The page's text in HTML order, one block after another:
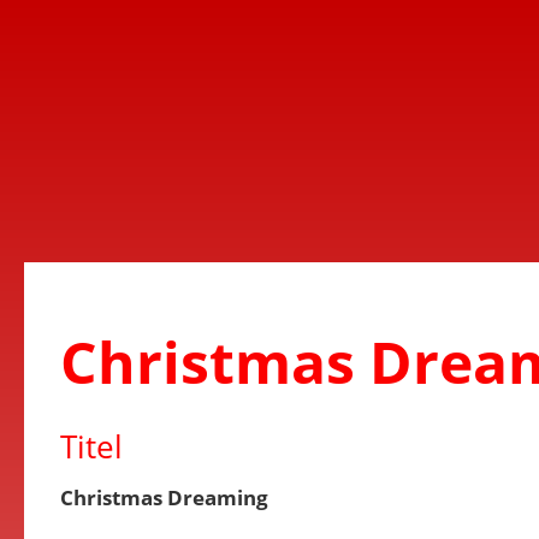
Christmas
Titel
Christmas Dreaming